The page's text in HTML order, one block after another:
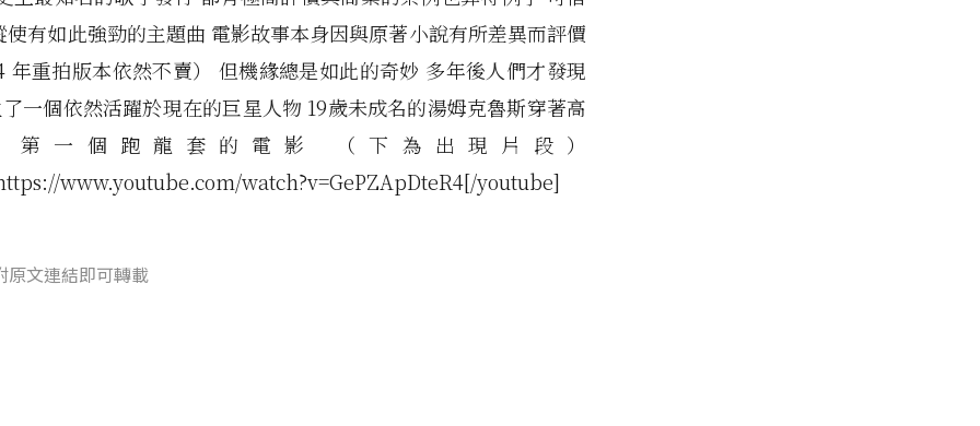
使有如此強勁的主題曲 電影故事本身因與原著小說有所差異而評價
年重拍版本依然不賣） 但機緣總是如此的奇妙 多年後人們才發現
一個依然活躍於現在的巨星人物 19歲未成名的湯姆克魯斯穿著高
第一個跑龍套的電影 （下為出現片段）
www.youtube.com/watch?v=GePZApDteR4[/youtube]
原文連結即可轉載